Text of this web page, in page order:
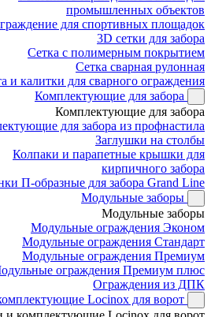
промышленных объектов
для спортивных площадок
3D сетки для забора
Сетка с полимерным покрытием
Сетка сварная рулонная
и калитки для сварного ограждения
Комплектующие для забора
Комплектующие для забора
для забора из профнастила
Заглушки на столбы
Колпаки и парапетные крышки для
кирпичного забора
П-образные для забора Grand Line
Модульные заборы
Модульные заборы
Модульные ограждения Эконом
Модульные ограждения Стандарт
Модульные ограждения Премиум
ограждения Премиум плюс
Ограждения из ДПК
Locinox для ворот